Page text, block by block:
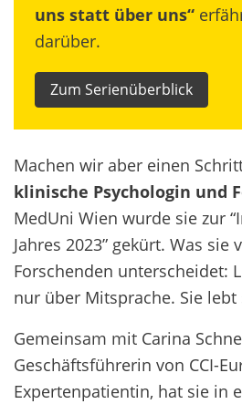
uns statt über uns“
darüber.
Zum Serienüberblick
Machen wir aber einen
klinische Psychologin und
MedUni Wien wurde sie zur
Jahres 2023” gekürt. Was sie
Forschenden unterscheidet:
nur über Mitsprache. Sie lebt
Gemeinsam mit Carina
Geschäftsführerin von CCI-
Expertenpatientin, hat sie in